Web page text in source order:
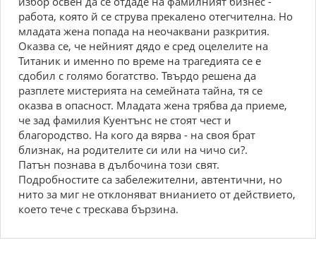
работа, която й се струва прекалено отегчителна. Но
младата жена попада на неочаквани разкрития.
Оказва се, че нейният дядо е сред оцелелите на
Титаник и именно по време на трагедията се е
сдобил с голямо богатство. Твърдо решена да
разплете мистерията на семейната тайна, тя се
оказва в опасност. Младата жена трябва да приеме,
че зад фамилия Куентънс не стоят чест и
благородство. На кого да вярва - на своя брат
близнак, на родителите си или на чичо си?.
Патън познава в дълбочина този свят.
Подробностите са забележителни, автентични, но
нито за миг не отклоняват внианието от действието,
което тече с трескава бързина.